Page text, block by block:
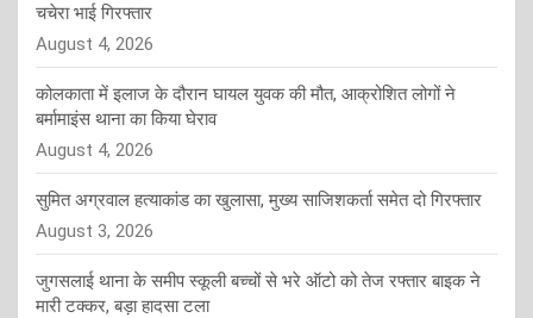
चचेरा भाई गिरफ्तार
August 4, 2026
कोलकाता में इलाज के दौरान घायल युवक की मौत, आक्रोशित लोगों ने
बर्मामाइंस थाना का किया घेराव
August 4, 2026
सुमित अग्रवाल हत्याकांड का खुलासा, मुख्य साजिशकर्ता समेत दो गिरफ्तार
August 3, 2026
जुगसलाई थाना के समीप स्कूली बच्चों से भरे ऑटो को तेज रफ्तार बाइक ने
मारी टक्कर, बड़ा हादसा टला